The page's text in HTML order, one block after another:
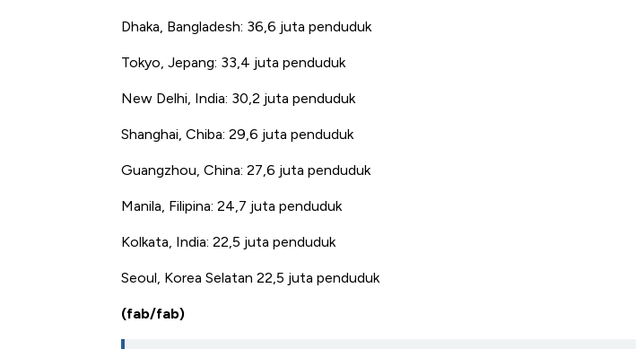
Dhaka, Bangladesh: 36,6 juta penduduk
Tokyo, Jepang: 33,4 juta penduduk
New Delhi, India: 30,2 juta penduduk
Shanghai, Chiba: 29,6 juta penduduk
Guangzhou, China: 27,6 juta penduduk
Manila, Filipina: 24,7 juta penduduk
Kolkata, India: 22,5 juta penduduk
Seoul, Korea Selatan 22,5 juta penduduk
(fab/fab)